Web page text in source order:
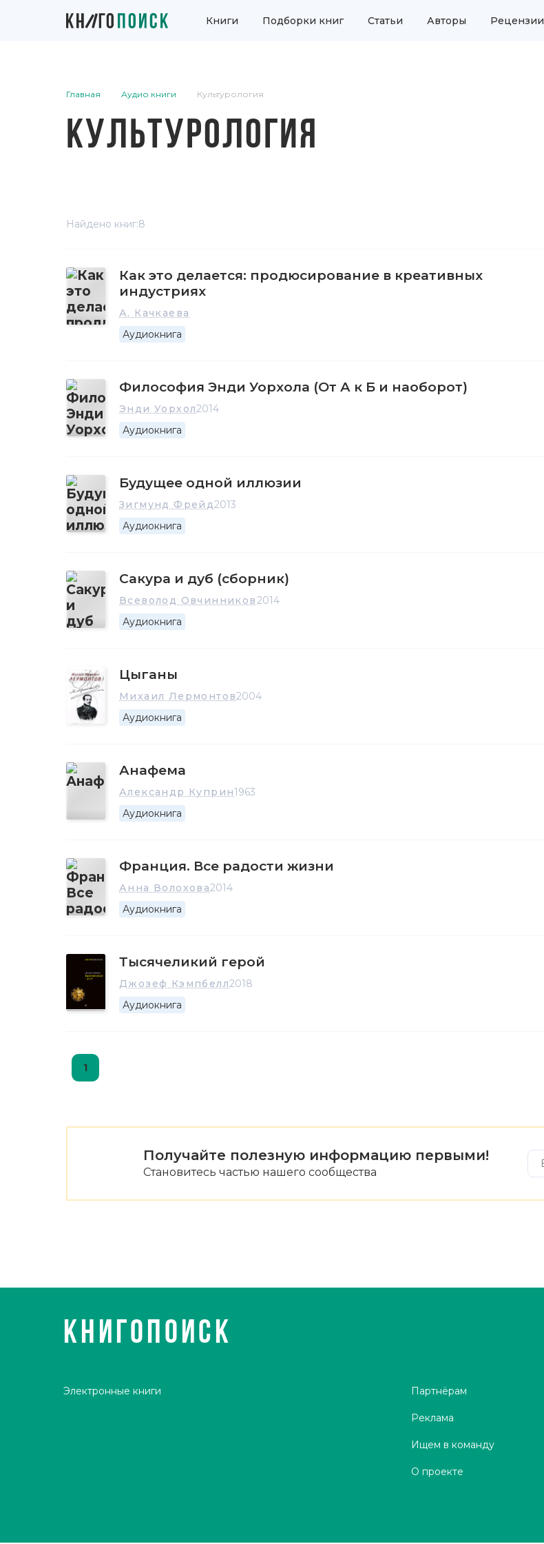
Книги Подборки книг Статьи Авторы Рецензии
Главная Аудио книги Культурология
КУЛЬТУРОЛОГИЯ
Найдено книг:8
Как это делается: продюсирование в креативных
индустриях
А. Качкаева
Аудиокнига
Философия Энди Уорхола (От А к Б и наоборот)
Энди Уорхол2014
Аудиокнига
Будущее одной иллюзии
Зигмунд Фрейд2013
Аудиокнига
Сакура и дуб (сборник)
Всеволод Овчинников2014
Аудиокнига
Цыганы
Михаил Лермонтов2004
Аудиокнига
Анафема
Александр Куприн1963
Аудиокнига
Франция. Все радости жизни
Анна Волохова2014
Аудиокнига
Тысячеликий герой
Джозеф Кэмпбелл2018
Аудиокнига
1
Получайте полезную информацию первыми!
Становитесь частью нашего сообщества
КНИГОПОИСК
Электронные книги Партнёрам
Реклама
Ищем в команду
О проекте